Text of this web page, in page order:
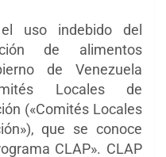
uso indebido del
de alimentos
de Venezuela
Locales de
(«Comités Locales
que se conoce
CLAP». CLAP